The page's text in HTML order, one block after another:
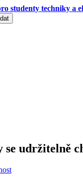
se udržitelně